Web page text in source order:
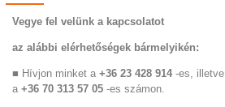
Vegye fel velünk a kapcsolatot
az alábbi elérhetőségek bármelyikén:
■ Hívjon minket a +36 23 428 914 -es, illetve
a +36 70 313 57 05 -es számon.